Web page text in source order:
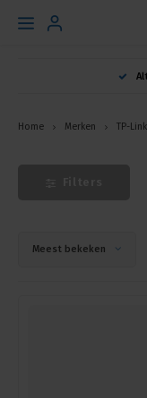
Home Merken TP-Link
Meest bekeken